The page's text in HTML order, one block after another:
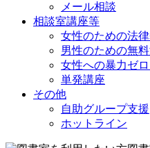
メール相談
相談室講座等
女性のための法
男性のための無
女性への暴力ゼ
単発講座
その他
自助グループ支援
ホットライン